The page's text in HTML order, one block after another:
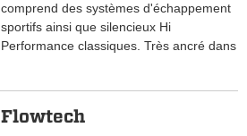
comprend des systèmes d'échappement
sportifs ainsi que silencieux Hi
Performance classiques. Très ancré dans
Flowtech